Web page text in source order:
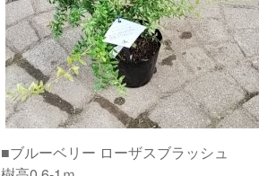
■ブルーベリー ローザスブラッシュ